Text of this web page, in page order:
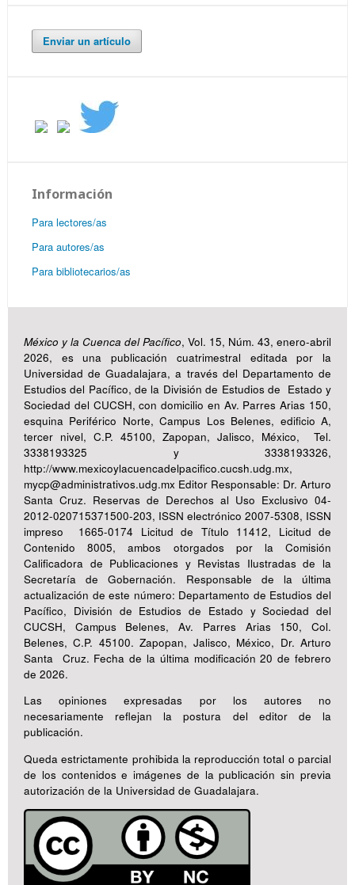
Enviar un artículo
Información
Para lectores/as
Para autores/as
Para bibliotecarios/as
México y la Cuenca del Pacífico, Vol. 15, Núm. 43, enero-abril
2026, es una publicación cuatrimestral editada por la
Universidad de Guadalajara, a través del Departamento de
Estudios del Pacífico, de la División de Estudios de Estado y
Sociedad del CUCSH, con domicilio en Av. Parres Arias 150,
esquina Periférico Norte, Campus Los Belenes, edificio A,
tercer nivel, C.P. 45100, Zapopan, Jalisco, México, Tel.
3338193325 y 3338193326,
http://www.mexicoylacuencadelpacifico.cucsh.udg.mx,
mycp@administrativos.udg.mx Editor Responsable: Dr. Arturo
Santa Cruz. Reservas de Derechos al Uso Exclusivo 04-
2012-020715371500-203, ISSN electrónico 2007-5308, ISSN
impreso 1665-0174 Licitud de Título 11412, Licitud de
Contenido 8005, ambos otorgados por la Comisión
Calificadora de Publicaciones y Revistas Ilustradas de la
Secretaría de Gobernación. Responsable de la última
actualización de este número: Departamento de Estudios del
Pacífico, División de Estudios de Estado y Sociedad del
CUCSH, Campus Belenes, Av. Parres Arias 150, Col.
Belenes, C.P. 45100. Zapopan, Jalisco, México, Dr. Arturo
Santa Cruz. Fecha de la última modificación 20 de febrero
de 2026.
Las opiniones expresadas por los autores no
necesariamente reflejan la postura del editor de la
publicación.
Queda estrictamente prohibida la reproducción total o parcial
de los contenidos e imágenes de la publicación sin previa
autorización de la Universidad de Guadalajara.